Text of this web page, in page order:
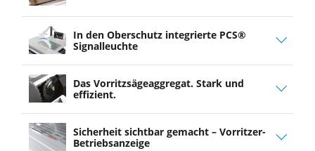
In den Oberschutz integrierte PCS®
Signalleuchte
Das Vorritzsägeaggregat. Stark und
effizient.
Sicherheit sichtbar gemacht – Vorritzer-
Betriebsanzeige